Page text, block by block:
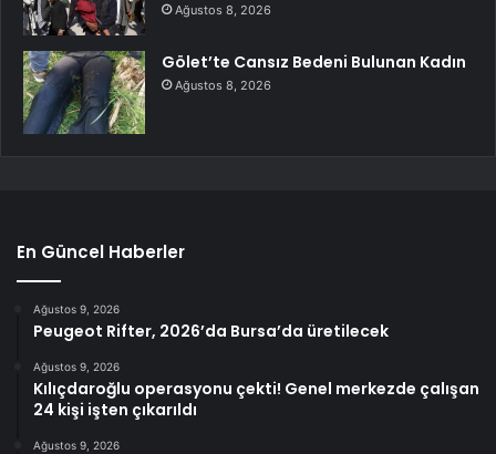
Ağustos 8, 2026
Gölet’te Cansız Bedeni Bulunan Kadın
Ağustos 8, 2026
En Güncel Haberler
Ağustos 9, 2026
Peugeot Rifter, 2026’da Bursa’da üretilecek
Ağustos 9, 2026
Kılıçdaroğlu operasyonu çekti! Genel merkezde çalışan
24 kişi işten çıkarıldı
Ağustos 9, 2026